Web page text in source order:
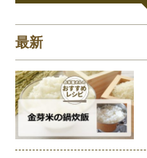
最新